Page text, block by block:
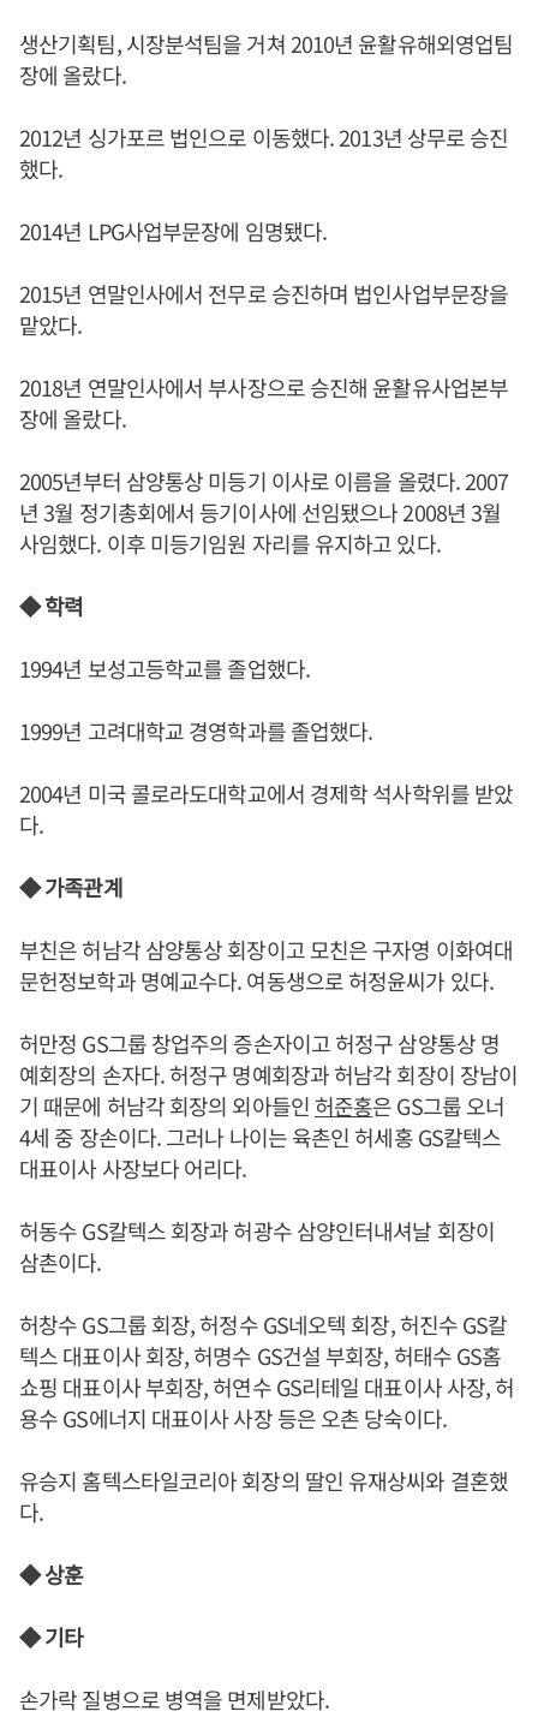
생산기획팀, 시장분석팀을 거쳐 2010년 윤활유해외영업팀
장에 올랐다.
2012년 싱가포르 법인으로 이동했다. 2013년 상무로 승진
했다.
2014년 LPG사업부문장에 임명됐다.
2015년 연말인사에서 전무로 승진하며 법인사업부문장을
맡았다.
2018년 연말인사에서 부사장으로 승진해 윤활유사업본부
장에 올랐다.
2005년부터 삼양통상 미등기 이사로 이름을 올렸다. 2007
년 3월 정기총회에서 등기이사에 선임됐으나 2008년 3월
사임했다. 이후 미등기임원 자리를 유지하고 있다.
◆ 학력
1994년 보성고등학교를 졸업했다.
1999년 고려대학교 경영학과를 졸업했다.
2004년 미국 콜로라도대학교에서 경제학 석사학위를 받았
다.
◆ 가족관계
부친은 허남각 삼양통상 회장이고 모친은 구자영 이화여대
문헌정보학과 명예교수다. 여동생으로 허정윤씨가 있다.
허만정 GS그룹 창업주의 증손자이고 허정구 삼양통상 명
예회장의 손자다. 허정구 명예회장과 허남각 회장이 장남이
기 때문에 허남각 회장의 외아들인 허준홍은 GS그룹 오너
4세 중 장손이다. 그러나 나이는 육촌인 허세홍 GS칼텍스
대표이사 사장보다 어리다.
허동수 GS칼텍스 회장과 허광수 삼양인터내셔날 회장이
삼촌이다.
허창수 GS그룹 회장, 허정수 GS네오텍 회장, 허진수 GS칼
텍스 대표이사 회장, 허명수 GS건설 부회장, 허태수 GS홈
쇼핑 대표이사 부회장, 허연수 GS리테일 대표이사 사장, 허
용수 GS에너지 대표이사 사장 등은 오촌 당숙이다.
유승지 홈텍스타일코리아 회장의 딸인 유재상씨와 결혼했
다.
◆ 상훈
◆ 기타
손가락 질병으로 병역을 면제받았다.